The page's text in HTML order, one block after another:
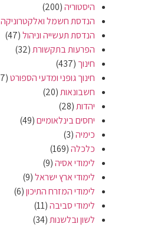
היסטוריה(200)
הנדסת חשמל ואלקטרוניקה
הנדסת תעשייה וניהול(47)
הפרעות בתקשורת(32)
חינוך (437)
חינוך גופני ומדעי הספורט(17)
חשבונאות(20)
יהדות(28)
יחסים בינלאומיים(49)
כימיה(3)
כלכלה(169)
לימודי אסיה(9)
לימודי ארץ ישראל(9)
לימודי המזרח התיכון(6)
לימודי סביבה(11)
לשון ובלשנות(34)